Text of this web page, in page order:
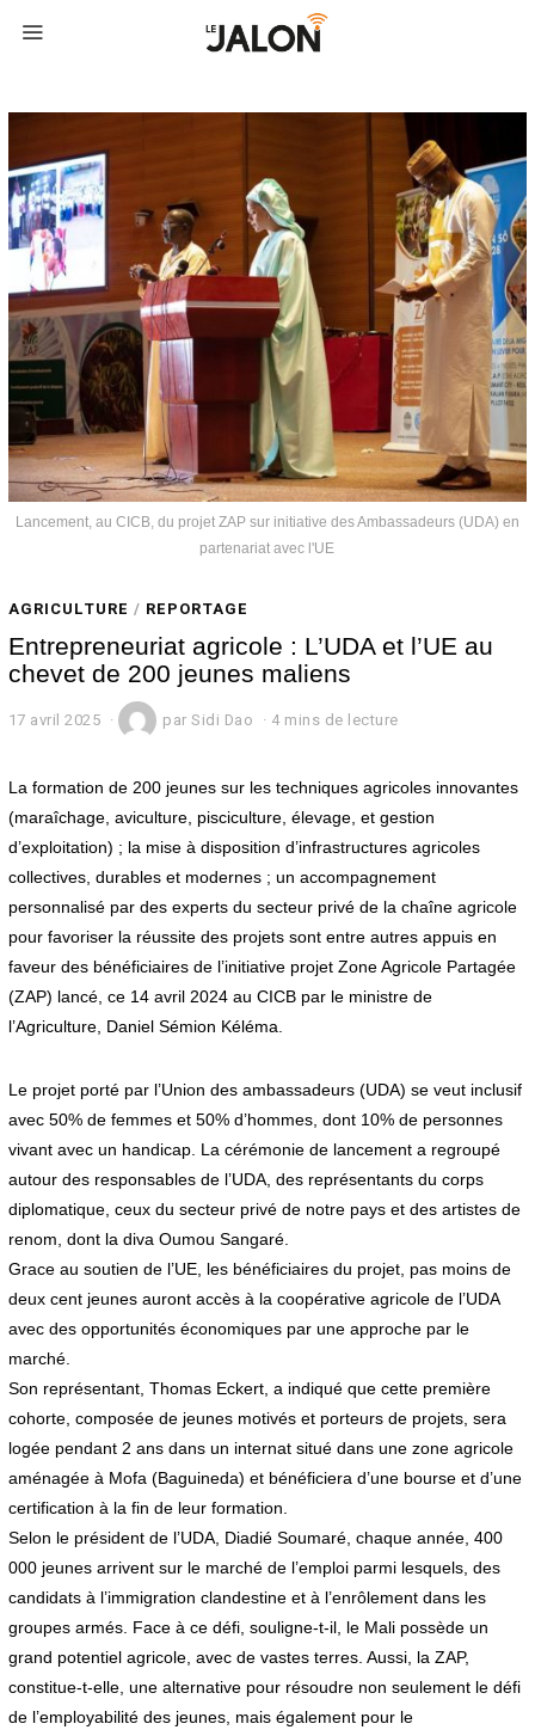
Lancement, au CICB, du projet ZAP sur initiative des Ambassadeurs (UDA) en
partenariat avec l'UE
AGRICULTURE / REPORTAGE
Entrepreneuriat agricole : L’UDA et l’UE au
chevet de 200 jeunes maliens
17 avril 2025 parSidi Dao 4 mins de lecture
La formation de 200 jeunes sur les techniques agricoles innovantes
(maraîchage, aviculture, pisciculture, élevage, et gestion
d’exploitation) ; la mise à disposition d’infrastructures agricoles
collectives, durables et modernes ; un accompagnement
personnalisé par des experts du secteur privé de la chaîne agricole
pour favoriser la réussite des projets sont entre autres appuis en
faveur des bénéficiaires de l’initiative projet Zone Agricole Partagée
(ZAP) lancé, ce 14 avril 2024 au CICB par le ministre de
l’Agriculture, Daniel Sémion Kéléma.
Le projet porté par l’Union des ambassadeurs (UDA) se veut inclusif
avec 50% de femmes et 50% d’hommes, dont 10% de personnes
vivant avec un handicap. La cérémonie de lancement a regroupé
autour des responsables de l’UDA, des représentants du corps
diplomatique, ceux du secteur privé de notre pays et des artistes de
renom, dont la diva Oumou Sangaré.
Grace au soutien de l’UE, les bénéficiaires du projet, pas moins de
deux cent jeunes auront accès à la coopérative agricole de l’UDA
avec des opportunités économiques par une approche par le
marché.
Son représentant, Thomas Eckert, a indiqué que cette première
cohorte, composée de jeunes motivés et porteurs de projets, sera
logée pendant 2 ans dans un internat situé dans une zone agricole
aménagée à Mofa (Baguineda) et bénéficiera d’une bourse et d’une
certification à la fin de leur formation.
Selon le président de l’UDA, Diadié Soumaré, chaque année, 400
000 jeunes arrivent sur le marché de l’emploi parmi lesquels, des
candidats à l’immigration clandestine et à l’enrôlement dans les
groupes armés. Face à ce défi, souligne-t-il, le Mali possède un
grand potentiel agricole, avec de vastes terres. Aussi, la ZAP,
constitue-t-elle, une alternative pour résoudre non seulement le défi
de l’employabilité des jeunes, mais également pour le